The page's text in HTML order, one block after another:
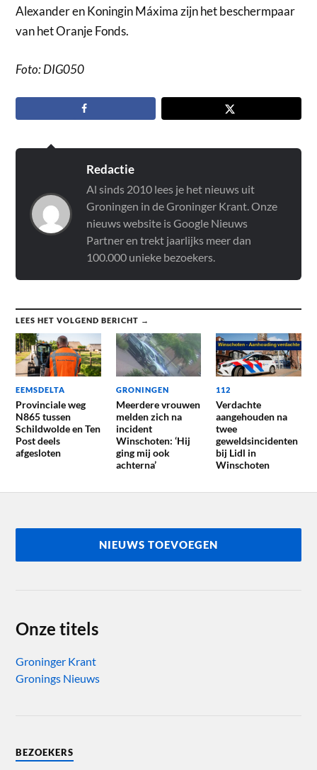
Alexander en Koningin Máxima zijn het beschermpaar
van het Oranje Fonds.
Foto: DIG050
Redactie
Al sinds 2010 lees je het nieuws uit
Groningen in de Groninger Krant. Onze
nieuws website is Google Nieuws
Partner en trekt jaarlijks meer dan
100.000 unieke bezoekers.
LEES HET VOLGEND BERICHT →
EEMSDELTA
Provinciale weg
N865 tussen
Schildwolde en Ten
Post deels
afgesloten
GRONINGEN
Meerdere vrouwen
melden zich na
incident
Winschoten: ‘Hij
ging mij ook
achterna’
112
Verdachte
aangehouden na
twee
geweldsincidenten
bij Lidl in
Winschoten
NIEUWS TOEVOEGEN
Onze titels
Groninger Krant
Gronings Nieuws
BEZOEKERS